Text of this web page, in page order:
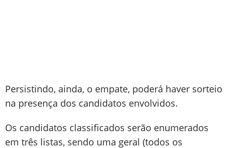
Persistindo, ainda, o empate, poderá haver sorteio
na presença dos candidatos envolvidos.
Os candidatos classificados serão enumerados
em três listas, sendo uma geral (todos os